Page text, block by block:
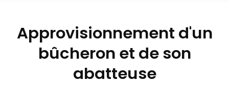
Approvisionnement d'un
bûcheron et de son
abatteuse